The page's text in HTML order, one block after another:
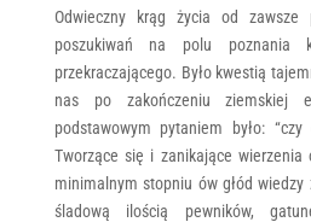
Odwieczny krąg życia od zawsze
poszukiwań na polu poznania
przekraczającego. Było kwestią
nas po zakończeniu ziemskiej
podstawowym pytaniem było:
Tworzące się i zanikające wierzenia
minimalnym stopniu ów głód
śladową ilością pewników,